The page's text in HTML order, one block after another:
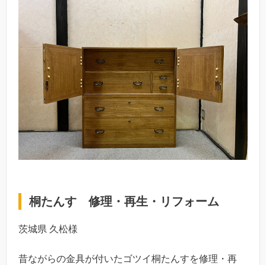
桐たんす 修理・再生・リフォーム
茨城県 久松様
昔ながらの金具が付いたゴツイ桐たんすを修理・再